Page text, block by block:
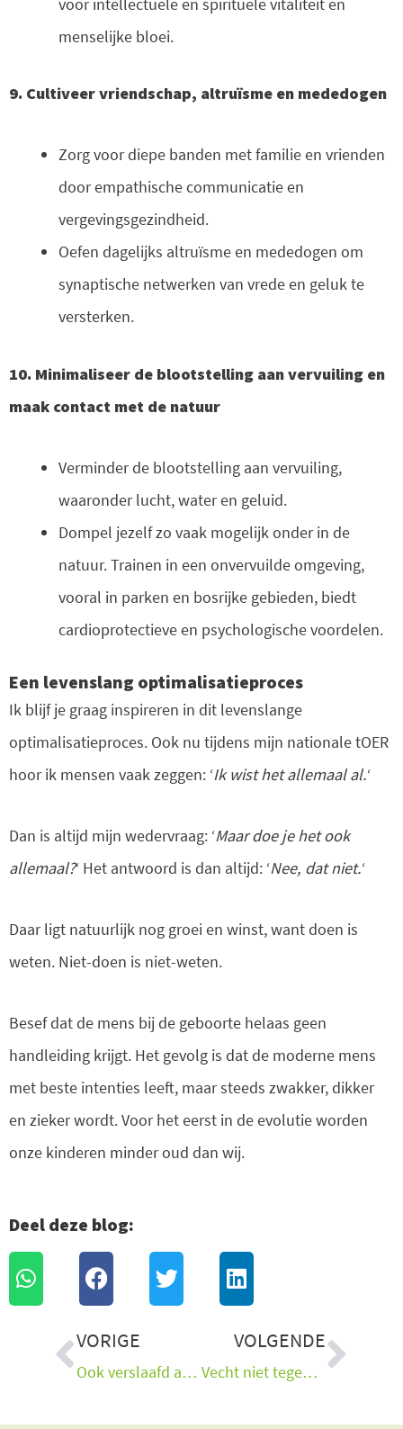
menselijke bloei.
9. Cultiveer vriendschap, altruïsme en mededogen
Zorg voor diepe banden met familie en vrienden
door empathische communicatie en
vergevingsgezindheid.
Oefen dagelijks altruïsme en mededogen om
synaptische netwerken van vrede en geluk te
versterken.
10. Minimaliseer de blootstelling aan vervuiling en
maak contact met de natuur
Verminder de blootstelling aan vervuiling,
waaronder lucht, water en geluid.
Dompel jezelf zo vaak mogelijk onder in de
natuur. Trainen in een onvervuilde omgeving,
vooral in parken en bosrijke gebieden, biedt
cardioprotectieve en psychologische voordelen.
Een levenslang optimalisatieproces
Ik blijf je graag inspireren in dit levenslange
optimalisatieproces. Ook nu tijdens mijn nationale tOER
hoor ik mensen vaak zeggen: ‘Ik wist het allemaal al.‘
Dan is altijd mijn wedervraag: ‘Maar doe je het ook
allemaal?‘ Het antwoord is dan altijd: ‘Nee, dat niet.‘
Daar ligt natuurlijk nog groei en winst, want doen is
weten. Niet-doen is niet-weten.
Besef dat de mens bij de geboorte helaas geen
handleiding krijgt. Het gevolg is dat de moderne mens
met beste intenties leeft, maar steeds zwakker, dikker
en zieker wordt. Voor het eerst in de evolutie worden
onze kinderen minder oud dan wij.
Deel deze blog:
Vorige
VORIGE
Ook verslaafd aan schermpjes? Doe dit dan
VOLGENDE
Vecht niet tegen dit oude systeem